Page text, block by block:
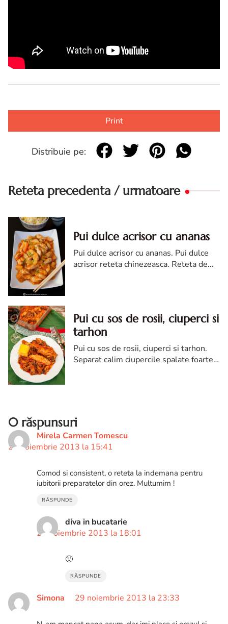
Print
Distribuie pe:
Reteta precedenta / urmatoare
Pui dulce acrisor cu ananas
Pui dulce acrisor cu ananas. Pui dulce
acrisor reteta chinezeasca. Reteta de
Pui cu sos de rosii, ciuperci si
tarhon
Pui cu sos de rosii, ciuperci si tarhon.
Separat calim ciupercile spalate foarte
0 răspunsuri
Mirela Carmen Tomescu
22 noiembrie 2013 la 15:41
Comod si consistent, o reteta la indemana pentru
iubitorii preparatelor din orez. Multumim !
RĂSPUNDE
diva in bucatarie
26 noiembrie 2013 la 18:01
🙂
RĂSPUNDE
Simona 29 noiembrie 2013 la 23:33